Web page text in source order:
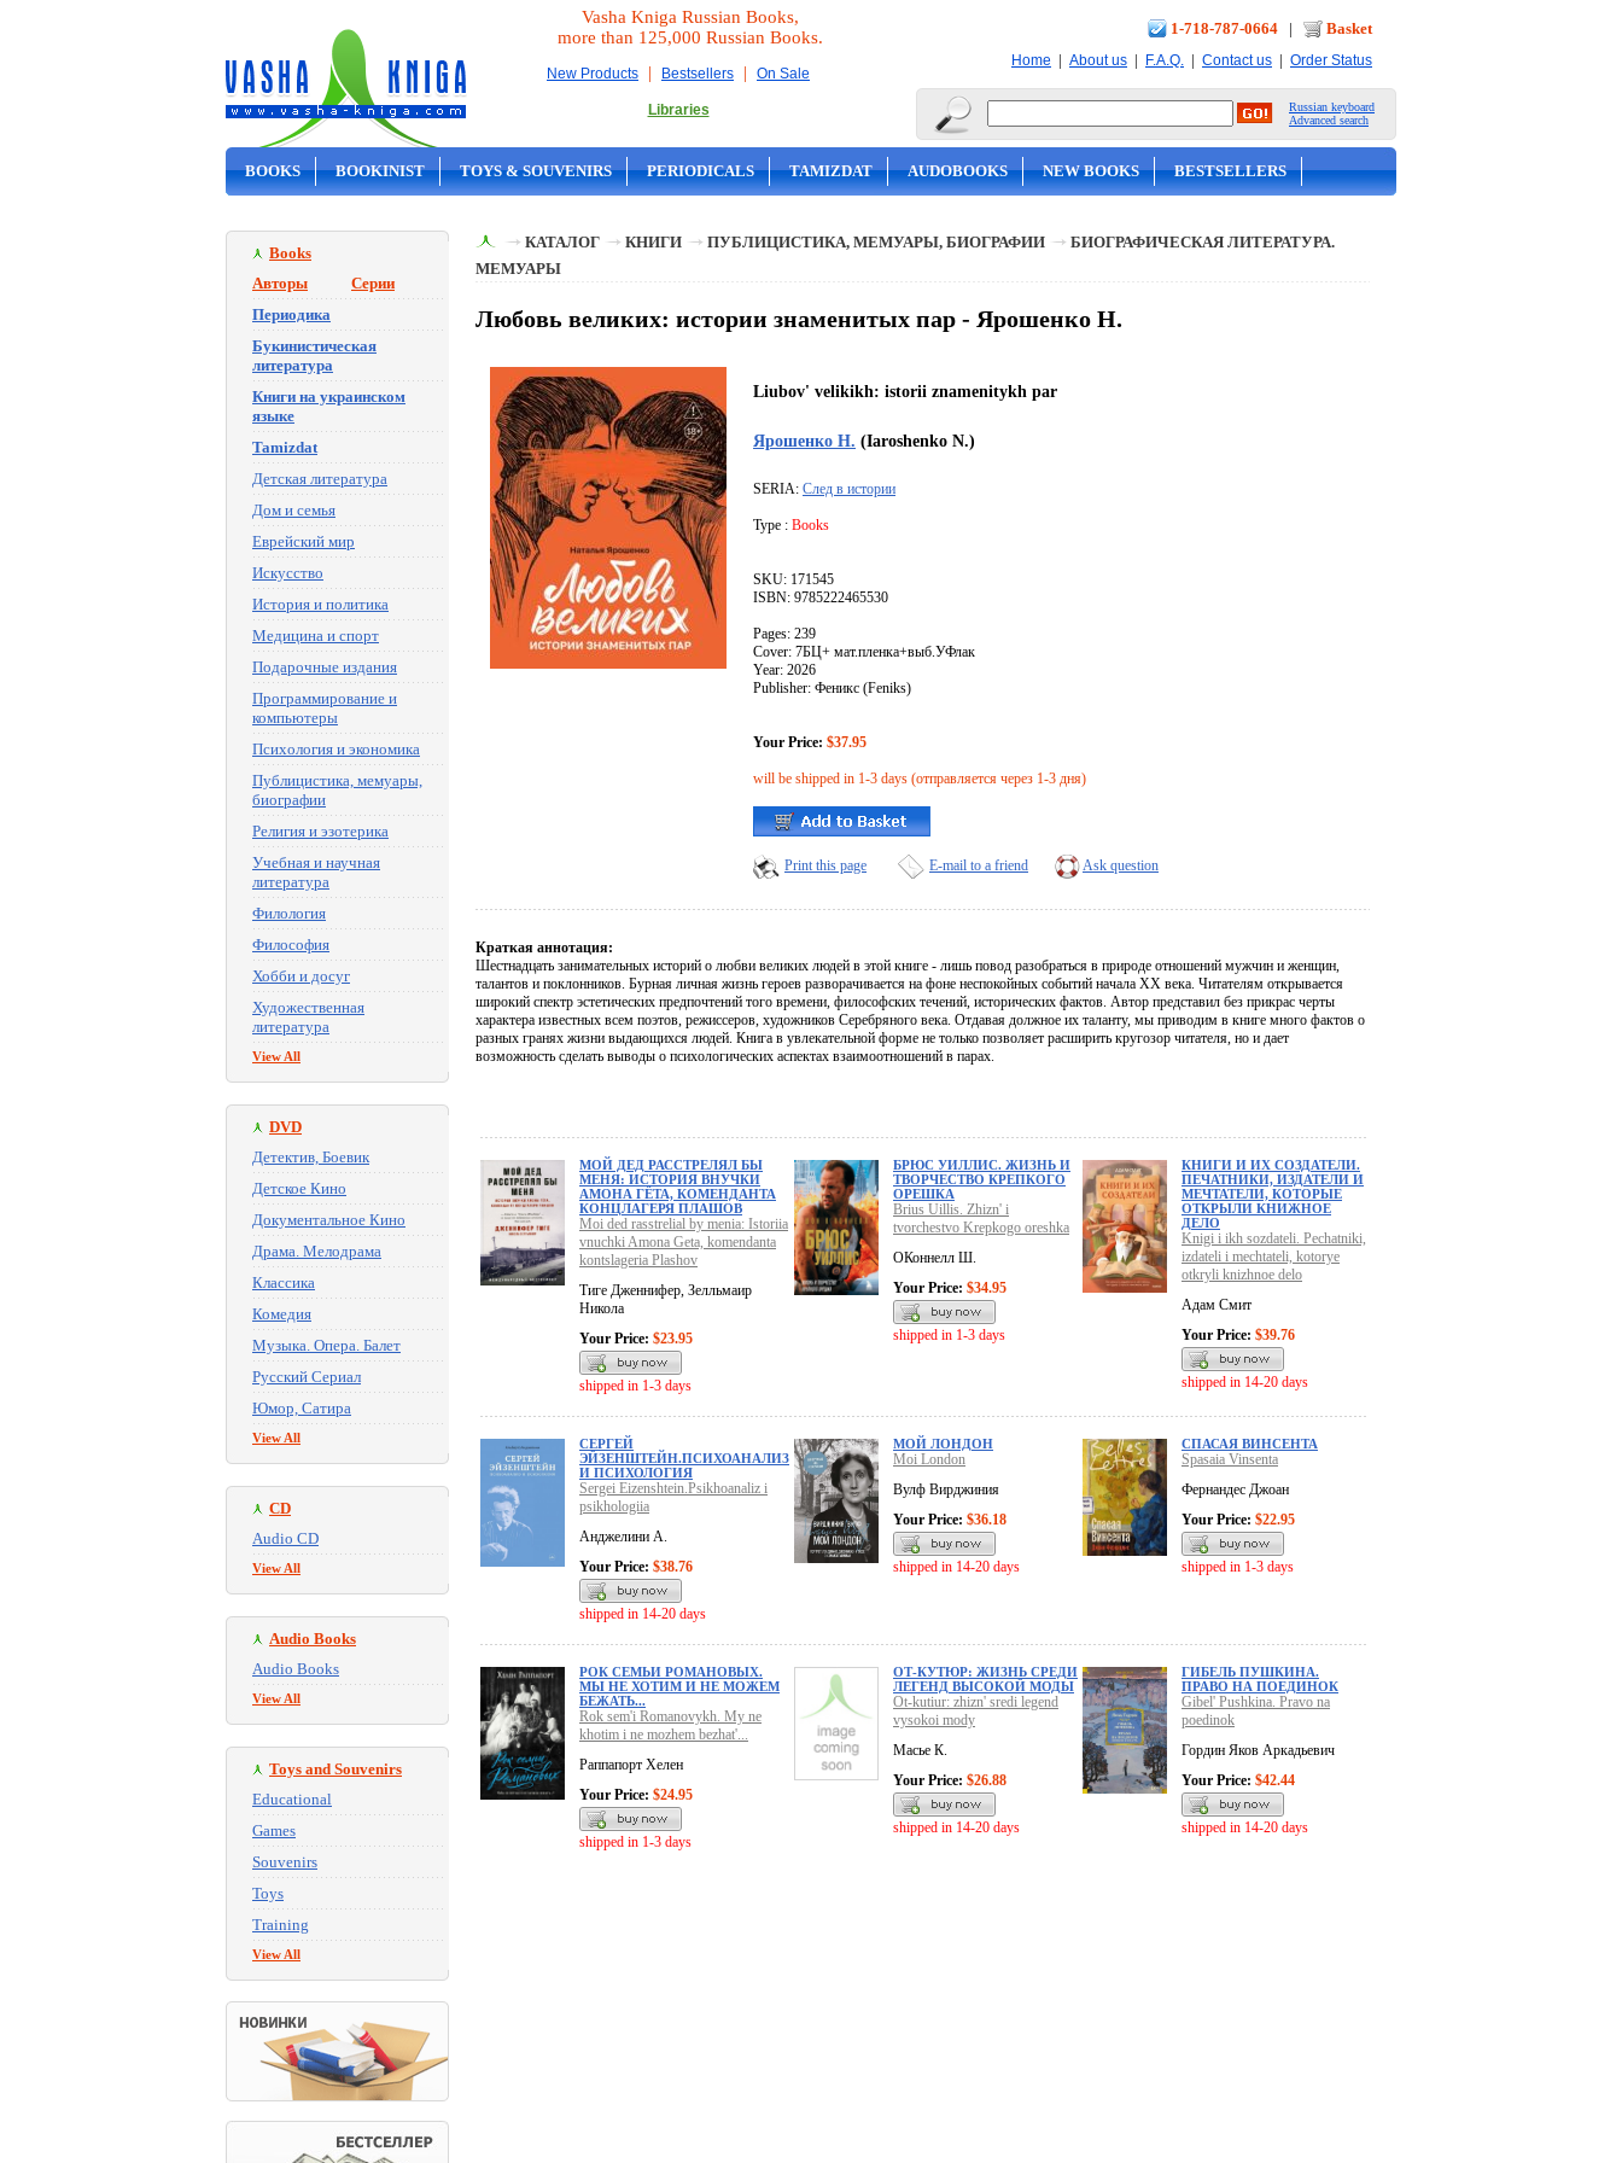
Vasha Kniga Russian Books,
more than 125,000 Russian Books.
New Products | Bestsellers | On Sale
Libraries
1-718-787-0664 | Basket
Home | About us | F.A.Q. | Contact us | Order Status
Russian keyboard
Advanced search
BOOKS BOOKINIST TOYS & SOUVENIRS PERIODICALS TAMIZDAT AUDOBOOKS NEW BOOKS BESTSELLERS
Books
Авторы
Серии
Периодика
Букинистическая
литература
Книги на украинском
языке
Tamizdat
Детская литература
Дом и семья
Еврейский мир
Искусство
История и политика
Медицина и спорт
Подарочные издания
Программирование и
компьютеры
Психология и экономика
Публицистика, мемуары,
биографии
Религия и эзотерика
Учебная и научная
литература
Филология
Философия
Хобби и досуг
Художественная
литература
View All
DVD
Детектив, Боевик
Детское Кино
Документальное Кино
Драма. Мелодрама
Классика
Комедия
Музыка. Опера. Балет
Русский Сериал
Юмор, Сатира
View All
CD
Audio CD
View All
Audio Books
Audio Books
View All
Toys and Souvenirs
Educational
Games
Souvenirs
Toys
Training
View All
КАТАЛОГ КНИГИ ПУБЛИЦИСТИКА, МЕМУАРЫ, БИОГРАФИИ
БИОГРАФИЧЕСКАЯ ЛИТЕРАТУРА.
МЕМУАРЫ
Любовь великих: истории знаменитых пар - Ярошенко Н.
Liubov' velikikh: istorii znamenitykh par
Ярошенко Н. (Iaroshenko N.)
SERIA: След в истории
Type : Books
SKU: 171545
ISBN: 9785222465530
Pages: 239
Cover: 7БЦ+ мат.пленка+выб.УФлак
Year: 2026
Publisher: Феникс (Feniks)
Your Price: $37.95
will be shipped in 1-3 days (отправляется через 1-3 дня)
Print this page E-mail to a friend Ask question
Краткая аннотация:
Шестнадцать занимательных историй о любви великих людей в этой книге - лишь повод разобраться в природе отношений мужчин и женщин,
талантов и поклонников. Бурная личная жизнь героев разворачивается на фоне неспокойных событий начала XX века. Читателям открывается
широкий спектр эстетических предпочтений того времени, философских течений, исторических фактов. Автор представил без прикрас черты
характера известных всем поэтов, режиссеров, художников Серебряного века. Отдавая должное их таланту, мы приводим в книге много фактов о
разных гранях жизни выдающихся людей. Книга в увлекательной форме не только позволяет расширить кругозор читателя, но и дает
возможность сделать выводы о психологических аспектах взаимоотношений в парах.
МОЙ ДЕД РАССТРЕЛЯЛ БЫ
МЕНЯ: ИСТОРИЯ ВНУЧКИ
АМОНА ГЁТА, КОМЕНДАНТА
КОНЦЛАГЕРЯ ПЛАШОВ
Moi ded rasstrelial by menia: Istoriia
vnuchki Amona Geta, komendanta
kontslageria Plashov
Тиге Дженнифер, Зелльмаир
Никола
Your Price: $23.95
shipped in 1-3 days
БРЮС УИЛЛИС. ЖИЗНЬ И
ТВОРЧЕСТВО КРЕПКОГО
ОРЕШКА
Brius Uillis. Zhizn' i
tvorchestvo Krepkogo oreshka
ОКоннелл Ш.
Your Price: $34.95
shipped in 1-3 days
КНИГИ И ИХ СОЗДАТЕЛИ.
ПЕЧАТНИКИ, ИЗДАТЕЛИ И
МЕЧТАТЕЛИ, КОТОРЫЕ
ОТКРЫЛИ КНИЖНОЕ
ДЕЛО
Knigi i ikh sozdateli. Pechatniki,
izdateli i mechtateli, kotorye
otkryli knizhnoe delo
Адам Смит
Your Price: $39.76
shipped in 14-20 days
СЕРГЕЙ
ЭЙЗЕНШТЕЙН.ПСИХОАНАЛИЗ
И ПСИХОЛОГИЯ
Sergei Eizenshtein.Psikhoanaliz i
psikhologiia
Анджелини А.
Your Price: $38.76
shipped in 14-20 days
МОЙ ЛОНДОН
Moi London
Вулф Вирджиния
Your Price: $36.18
shipped in 14-20 days
СПАСАЯ ВИНСЕНТА
Spasaia Vinsenta
Фернандес Джоан
Your Price: $22.95
shipped in 1-3 days
РОК СЕМЬИ РОМАНОВЫХ.
МЫ НЕ ХОТИМ И НЕ МОЖЕМ
БЕЖАТЬ...
Rok sem'i Romanovykh. My ne
khotim i ne mozhem bezhat'...
Раппапорт Хелен
Your Price: $24.95
shipped in 1-3 days
ОТ-КУТЮР: ЖИЗНЬ СРЕДИ
ЛЕГЕНД ВЫСОКОЙ МОДЫ
Ot-kutiur: zhizn' sredi legend
vysokoi mody
Масье К.
Your Price: $26.88
shipped in 14-20 days
ГИБЕЛЬ ПУШКИНА.
ПРАВО НА ПОЕДИНОК
Gibel' Pushkina. Pravo na
poedinok
Гордин Яков Аркадьевич
Your Price: $42.44
shipped in 14-20 days